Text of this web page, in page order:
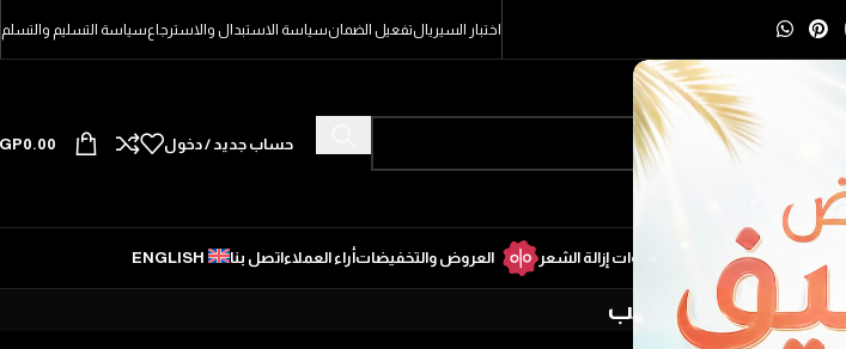
اختبار السيريالتفعيل الضمانسياسة الاستبدال والاسترجاعسياسة التسليم والتسلم
حساب جديد / دخول 0.00
أدوات تمويج الشعر ادوات إزالة الشعر العروض والتخفيضاتأراء العملاءاتصل بنا ENGLISH
الدفع إكمال الطلب